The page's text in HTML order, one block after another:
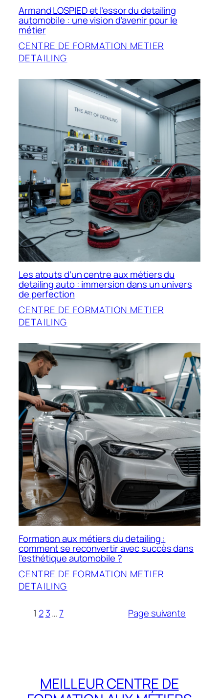
Armand LOSPIED et l’essor du detailing
automobile : une vision d’avenir pour le
métier
CENTRE DE FORMATION METIER
DETAILING
Les atouts d’un centre aux métiers du
detailing auto : immersion dans un univers
de perfection
CENTRE DE FORMATION METIER
DETAILING
Formation aux métiers du detailing :
comment se reconvertir avec succès dans
l’esthétique automobile ?
CENTRE DE FORMATION METIER
DETAILING
1 2 3… 7 Page suivante
MEILLEUR CENTRE DE